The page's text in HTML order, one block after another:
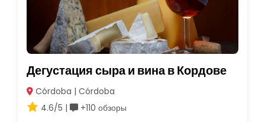
Дегустация сыра и вина в Кордове
Córdoba | Córdoba
4.6/5 |
+110 обзоры